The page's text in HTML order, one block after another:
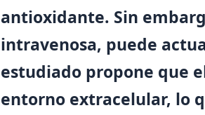
antioxidante. Sin
intravenosa, puede
estudiado propone que
entorno extracelular, lo